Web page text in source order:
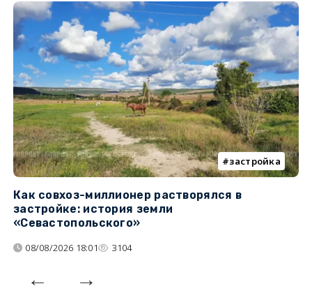
застройка
Как совхоз-миллионер растворялся в
застройке: история земли
«Севастопольского»
08/08/2026 18:01 3104